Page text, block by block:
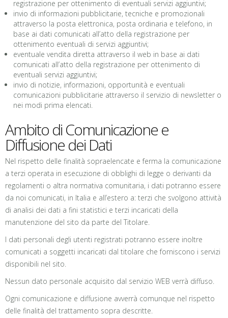
registrazione per ottenimento di eventuali servizi aggiuntivi;
invio di informazioni pubblicitarie, tecniche e promozionali
attraverso la posta elettronica, posta ordinaria e telefono, in
base ai dati comunicati all’atto della registrazione per
ottenimento eventuali di servizi aggiuntivi;
eventuale vendita diretta attraverso il web in base ai dati
comunicati all’atto della registrazione per ottenimento di
eventuali servizi aggiuntivi;
invio di notizie, informazioni, opportunità e eventuali
comunicazioni pubblicitarie attraverso il servizio di newsletter o
nei modi prima elencati.
Ambito di Comunicazione e
Diffusione dei Dati
Nel rispetto delle finalità sopraelencate e ferma la comunicazione
a terzi operata in esecuzione di obblighi di legge o derivanti da
regolamenti o altra normativa comunitaria, i dati potranno essere
da noi comunicati, in Italia e all’estero a: terzi che svolgono attività
di analisi dei dati a fini statistici e terzi incaricati della
manutenzione del sito da parte del Titolare.
I dati personali degli utenti registrati potranno essere inoltre
comunicati a soggetti incaricati dal titolare che forniscono i servizi
disponibili nel sito.
Nessun dato personale acquisito dal servizio WEB verrà diffuso.
Ogni comunicazione e diffusione avverrà comunque nel rispetto
delle finalità del trattamento sopra descritte.